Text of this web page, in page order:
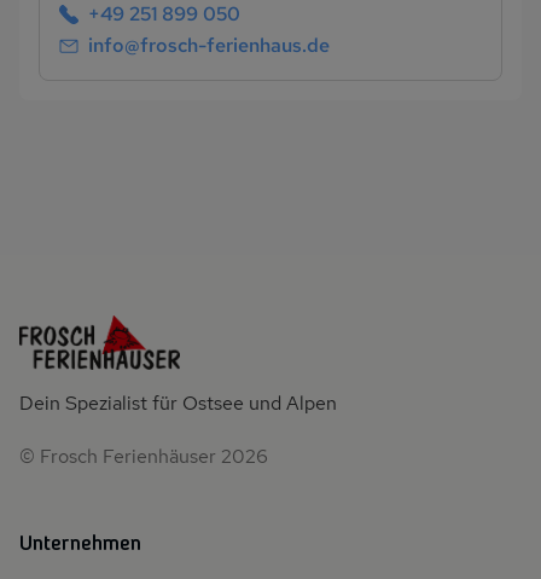
+49 251 899 050
info@frosch-ferienhaus.de
Dein Spezialist für Ostsee und Alpen
© Frosch Ferienhäuser 2026
Unternehmen